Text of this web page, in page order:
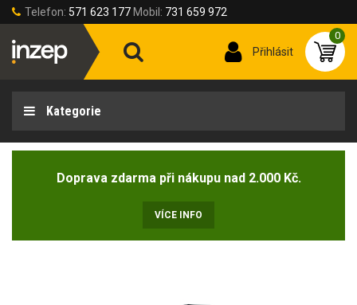
Telefon: 571 623 177 Mobil: 731 659 972
Přihlásit
0
Kategorie
Doprava zdarma při nákupu nad 2.000 Kč.
VÍCE INFO